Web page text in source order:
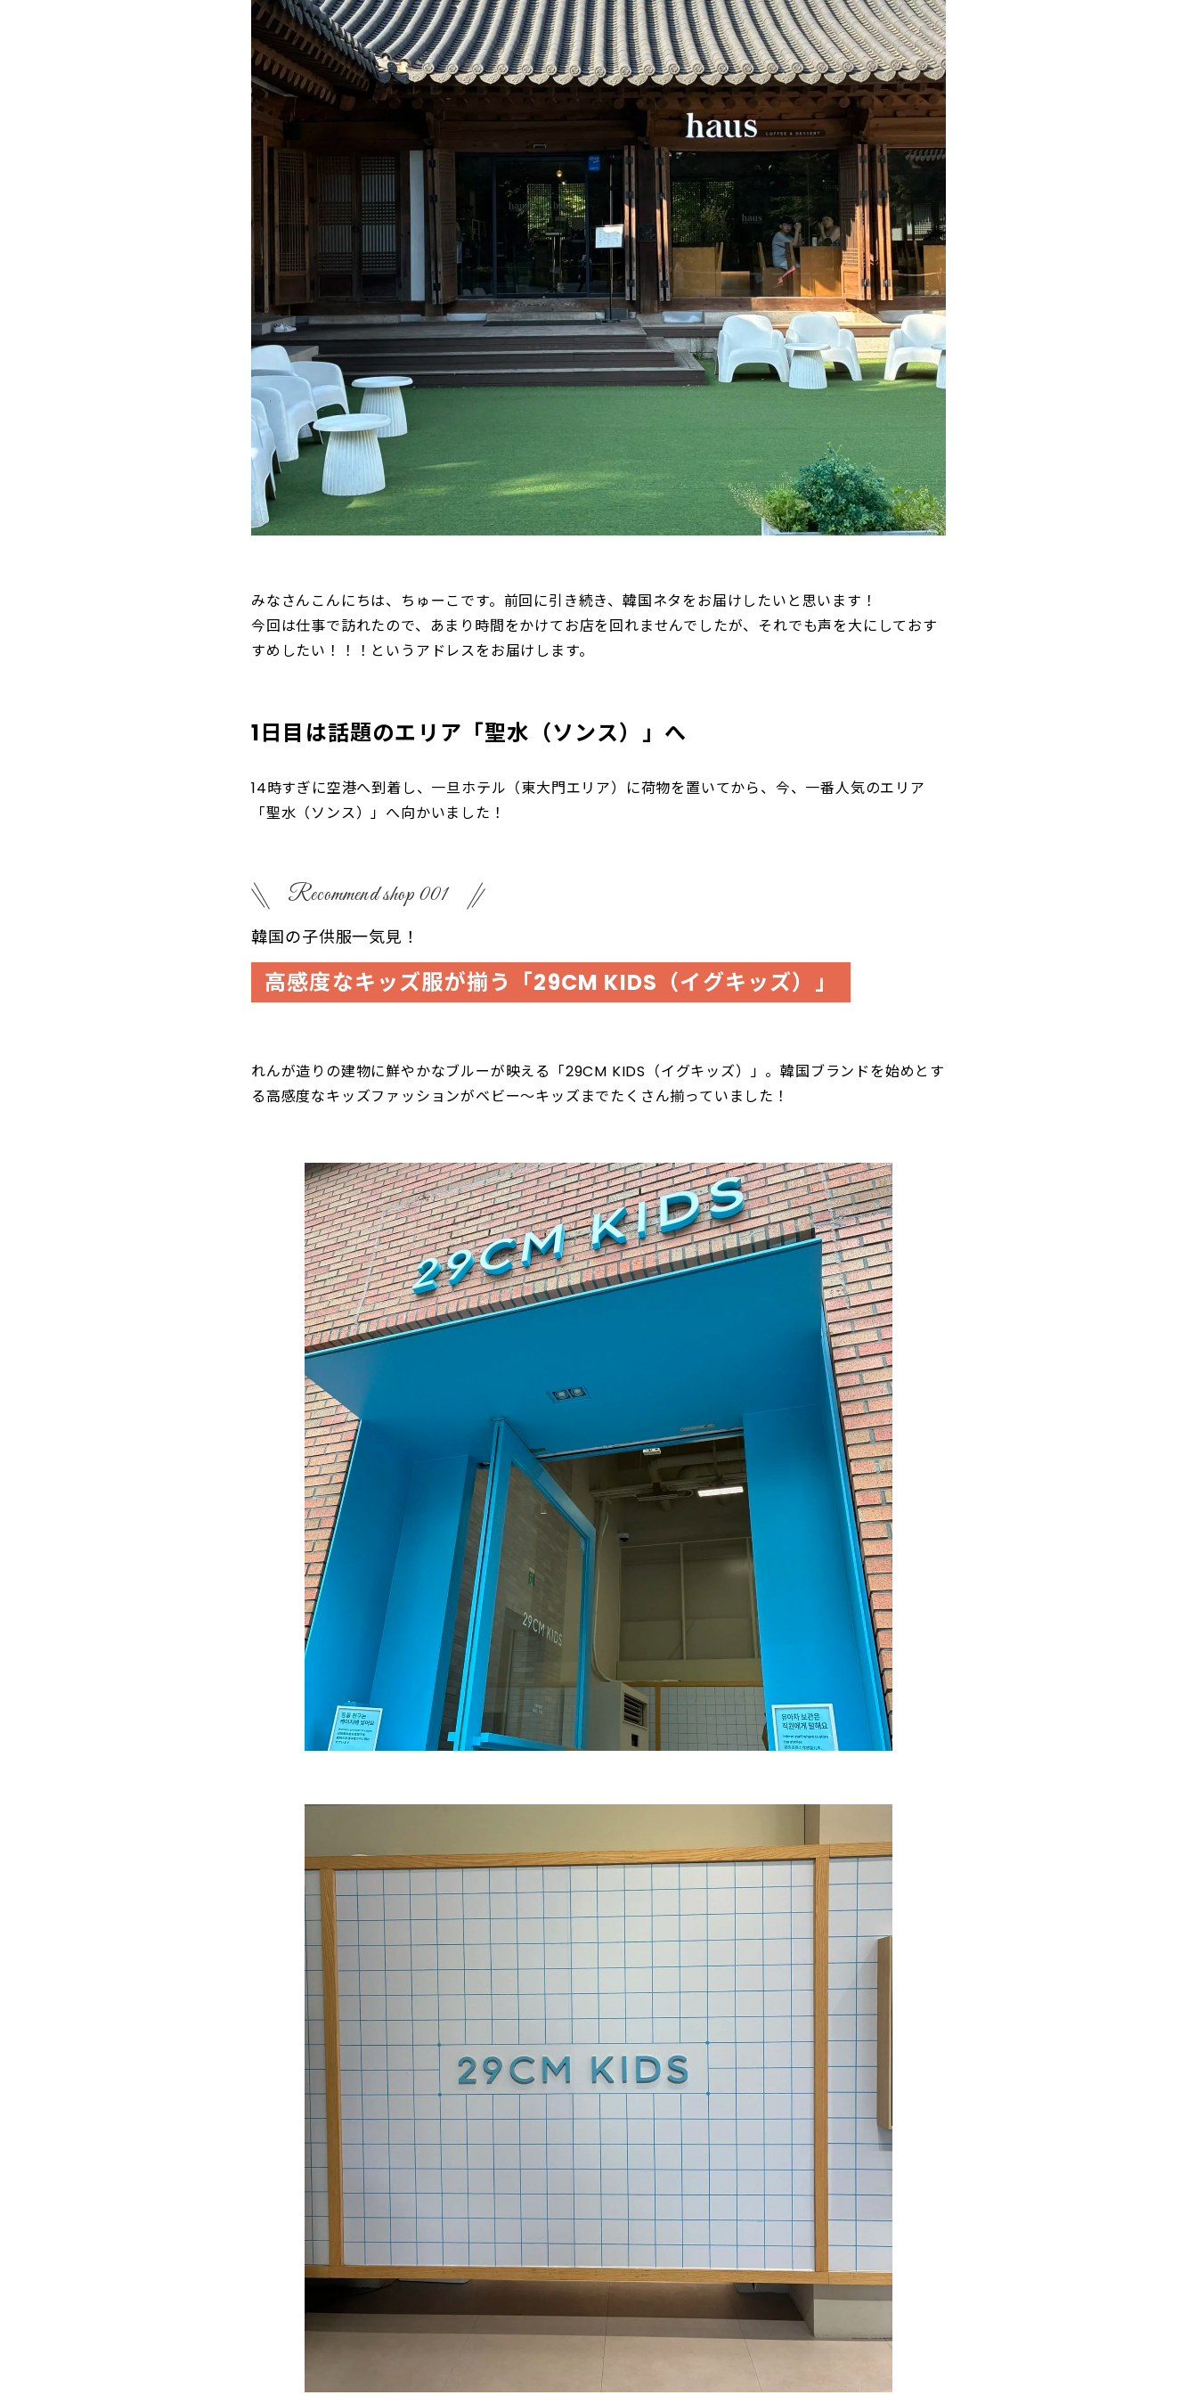
みなさんこんにちは、ちゅーこです。前回に引き続き、韓国ネタをお届けしたいと思います！
今回は仕事で訪れたので、あまり時間をかけてお店を回れませんでしたが、それでも声を大にしておす
すめしたい！！！というアドレスをお届けします。
1日目は話題のエリア「聖水（ソンス）」へ
14時すぎに空港へ到着し、一旦ホテル（東大門エリア）に荷物を置いてから、今、一番人気のエリア
「聖水（ソンス）」へ向かいました！
Recommend shop 001
韓国の子供服一気見！
高感度なキッズ服が揃う「29CM KIDS（イグキッズ）」
れんが造りの建物に鮮やかなブルーが映える「29CM KIDS（イグキッズ）」。韓国ブランドを始めとす
る高感度なキッズファッションがベビー〜キッズまでたくさん揃っていました！